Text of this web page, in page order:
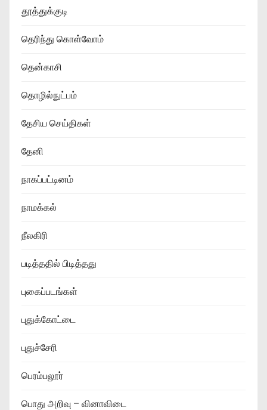
தூத்துக்குடி
தெரிந்து கொள்வோம்
தென்காசி
தொழில்நுட்பம்
தேசிய செய்திகள்
தேனி
நாகப்பட்டினம்
நாமக்கல்
நீலகிரி
படித்ததில் பிடித்தது
புகைப்படங்கள்
புதுக்கோட்டை
புதுச்சேரி
பெரம்பலூர்
பொது அறிவு – வினாவிடை